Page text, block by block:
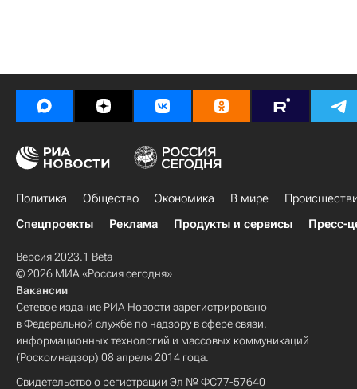
Политика Общество Экономика В мире
Спецпроекты
Реклама Продукты и сервисы Пресс-
Версия 2023.1 Beta
© 2026 МИА «Россия сегодня»
Вакансии
Сетевое издание РИА Новости зарегистрировано
в Федеральной службе по надзору в сфере связи,
информационных технологий и массовых коммуникаций
(Роскомнадзор) 08 апреля 2014 года.
Свидетельство о регистрации Эл № ФС77-57640